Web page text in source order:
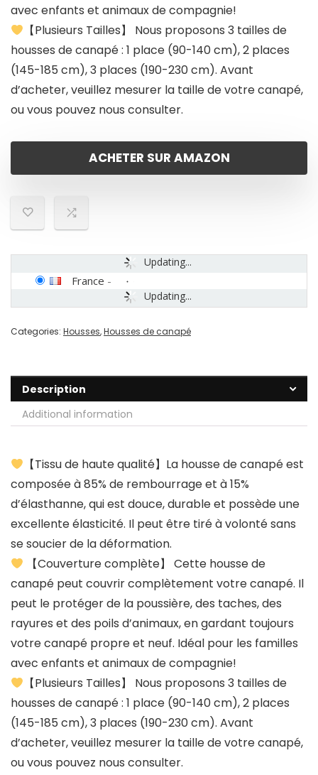
avec enfants et animaux de compagnie!
【Plusieurs Tailles】 Nous proposons 3 tailles de
housses de canapé : 1 place (90-140 cm), 2 places
(145-185 cm), 3 places (190-230 cm). Avant
d’acheter, veuillez mesurer la taille de votre canapé,
ou vous pouvez nous consulter.
ACHETER SUR AMAZON
Updating...
Updating...
France -
Categories: Housses,Housses de canapé
Description
Additional information
【Tissu de haute qualité】La housse de canapé est
composée à 85% de rembourrage et à 15%
d’élasthanne, qui est douce, durable et possède une
excellente élasticité. Il peut être tiré à volonté sans
se soucier de la déformation.
【Couverture complète】 Cette housse de
canapé peut couvrir complètement votre canapé. Il
peut le protéger de la poussière, des taches, des
rayures et des poils d’animaux, en gardant toujours
votre canapé propre et neuf. Idéal pour les familles
avec enfants et animaux de compagnie!
【Plusieurs Tailles】 Nous proposons 3 tailles de
housses de canapé : 1 place (90-140 cm), 2 places
(145-185 cm), 3 places (190-230 cm). Avant
d’acheter, veuillez mesurer la taille de votre canapé,
ou vous pouvez nous consulter.